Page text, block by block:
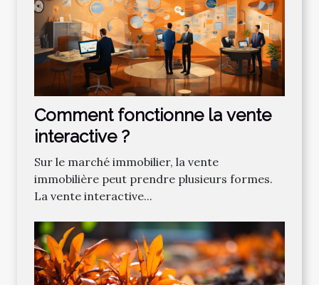
Comment fonctionne la vente
interactive ?
Sur le marché immobilier, la vente
immobilière peut prendre plusieurs formes.
La vente interactive...